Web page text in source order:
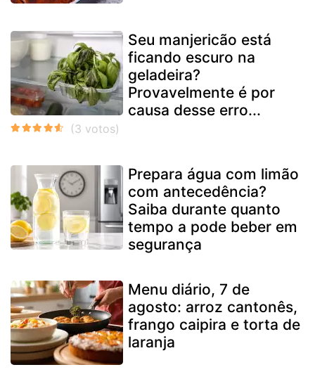
Seu manjericão está
ficando escuro na
geladeira?
Provavelmente é por
causa desse erro...
Prepara água com limão
com antecedência?
Saiba durante quanto
tempo a pode beber em
segurança
Menu diário, 7 de
agosto: arroz cantonês,
frango caipira e torta de
laranja